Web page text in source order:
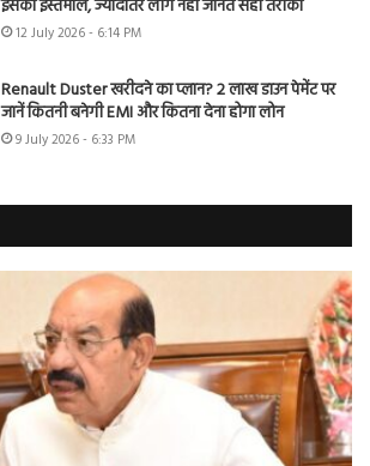
इसका इस्तेमाल, ज्यादातर लोग नहीं जानते सही तरीका
12 July 2026 - 6:14 PM
Renault Duster खरीदने का प्लान? 2 लाख डाउन पेमेंट पर
जानें कितनी बनेगी EMI और कितना देना होगा लोन
9 July 2026 - 6:33 PM